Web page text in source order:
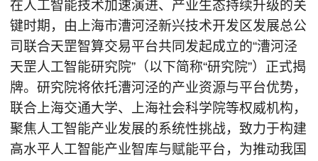
在人工智能技术加速演进、产业生态持续升级的关
键时期，由上海市漕河泾新兴技术开发区发展总公
司联合天罡智算交易平台共同发起成立的“漕河泾
天罡人工智能研究院”（以下简称“研究院”）正式揭
牌。研究院将依托漕河泾的产业资源与平台优势，
联合上海交通大学、上海社会科学院等权威机构，
聚焦人工智能产业发展的系统性挑战，致力于构建
高水平人工智能产业智库与赋能平台，为推动我国